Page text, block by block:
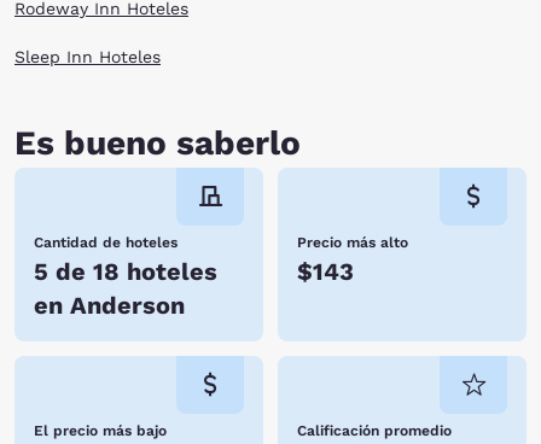
want to be. When you stay at Choice Hotels, you enjoy affordable rates,
soon! Reserve your room today!
Rodeway Inn Hoteles
Sleep Inn Hoteles
Es bueno saberlo
Cantidad de hoteles
5 de 18 hoteles
en Anderson
Precio más alto
$143
El precio más bajo Calificación promedio